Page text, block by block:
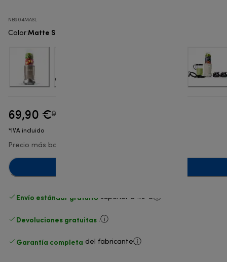
NB904MASL
Color:Matte Slate
69,90 €99,90 €
*IVA incluido
Precio más bajo en los últimos 30 días
Envío estándar gratuito superior a 49 €
Devoluciones gratuitas .
Garantía completa del fabricante